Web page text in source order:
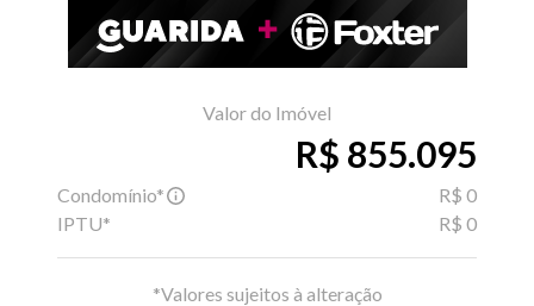
Valor do Imóvel
R$ 855.095
Condomínio*
R$ 0
IPTU*
R$ 0
*Valores sujeitos à alteração